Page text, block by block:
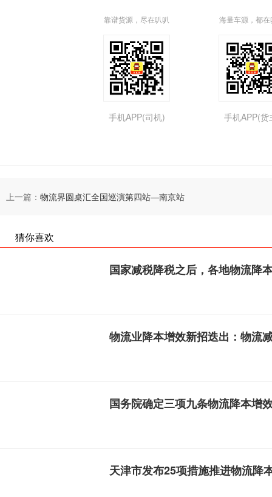
靠谱货源，尽在叭叭
手机APP(司机)
海量车源，都在
手机APP(货
上一篇： 物流界圆桌汇全国巡演第四站—南京站
猜你喜欢
国家减税降税之后，各地物流降
物流业降本增效新招迭出：物流
国务院确定三项九条物流降本增
天津市发布25项措施推进物流降